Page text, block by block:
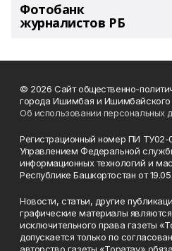
Фотобанк
журналистов РБ
© 2026 Сайт общественно-
города Ишимбая и Ишимбайского
Об использовании персональных
Регистрационный номер ПИ ТУ02-
Управлением Федеральной
информационных технологий и
Республике Башкортостан от
Новости, статьи, другие
графические материалы
исключительного права газеты
допускается только по